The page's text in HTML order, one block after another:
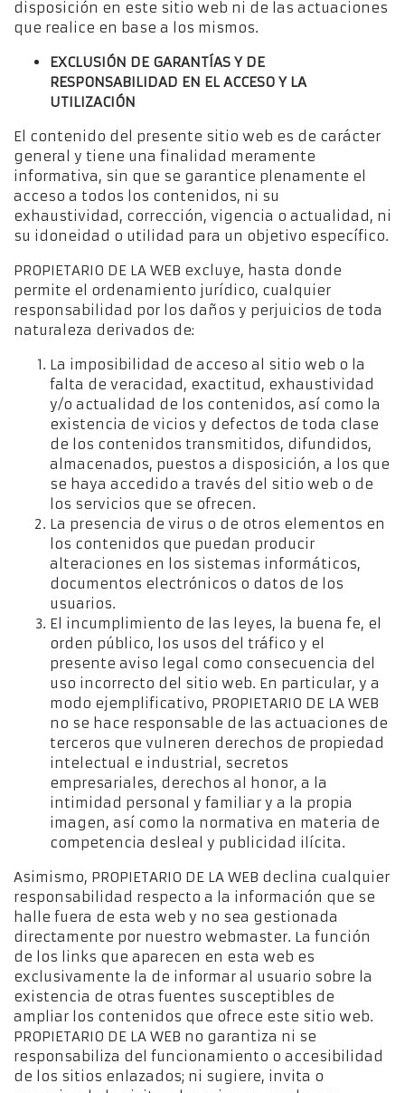
disposición en este sitio web ni de las actuaciones
que realice en base a los mismos.
EXCLUSIÓN DE GARANTÍAS Y DE
RESPONSABILIDAD EN EL ACCESO Y LA
UTILIZACIÓN
El contenido del presente sitio web es de carácter
general y tiene una finalidad meramente
informativa, sin que se garantice plenamente el
acceso a todos los contenidos, ni su
exhaustividad, corrección, vigencia o actualidad, ni
su idoneidad o utilidad para un objetivo específico.
PROPIETARIO DE LA WEB excluye, hasta donde
permite el ordenamiento jurídico, cualquier
responsabilidad por los daños y perjuicios de toda
naturaleza derivados de:
La imposibilidad de acceso al sitio web o la
falta de veracidad, exactitud, exhaustividad
y/o actualidad de los contenidos, así como la
existencia de vicios y defectos de toda clase
de los contenidos transmitidos, difundidos,
almacenados, puestos a disposición, a los que
se haya accedido a través del sitio web o de
los servicios que se ofrecen.
La presencia de virus o de otros elementos en
los contenidos que puedan producir
alteraciones en los sistemas informáticos,
documentos electrónicos o datos de los
usuarios.
El incumplimiento de las leyes, la buena fe, el
orden público, los usos del tráfico y el
presente aviso legal como consecuencia del
uso incorrecto del sitio web. En particular, y a
modo ejemplificativo, PROPIETARIO DE LA WEB
no se hace responsable de las actuaciones de
terceros que vulneren derechos de propiedad
intelectual e industrial, secretos
empresariales, derechos al honor, a la
intimidad personal y familiar y a la propia
imagen, así como la normativa en materia de
competencia desleal y publicidad ilícita.
Asimismo, PROPIETARIO DE LA WEB declina cualquier
responsabilidad respecto a la información que se
halle fuera de esta web y no sea gestionada
directamente por nuestro webmaster. La función
de los links que aparecen en esta web es
exclusivamente la de informar al usuario sobre la
existencia de otras fuentes susceptibles de
ampliar los contenidos que ofrece este sitio web.
PROPIETARIO DE LA WEB no garantiza ni se
responsabiliza del funcionamiento o accesibilidad
de los sitios enlazados; ni sugiere, invita o